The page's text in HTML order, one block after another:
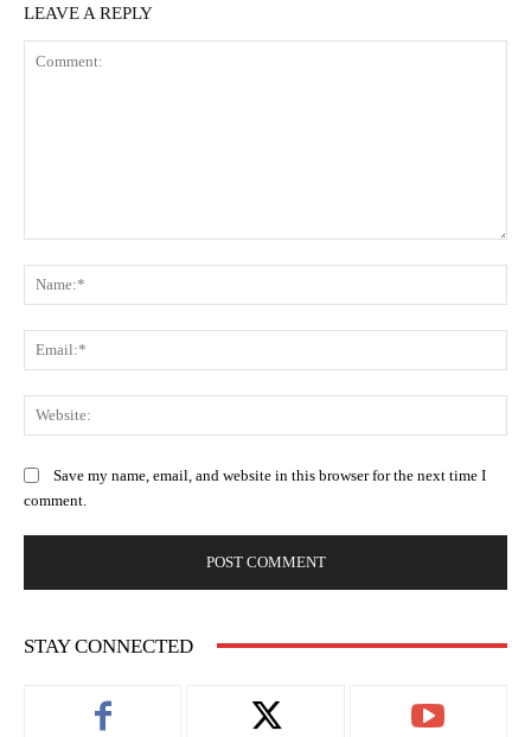
LEAVE A REPLY
Save my name, email, and website in this browser for the next time I
comment.
STAY CONNECTED